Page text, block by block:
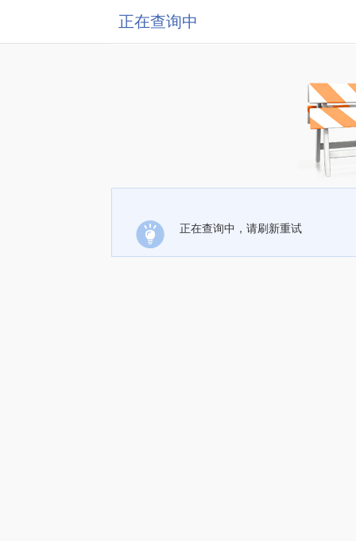
正在查询中
正在查询中，请刷新重试